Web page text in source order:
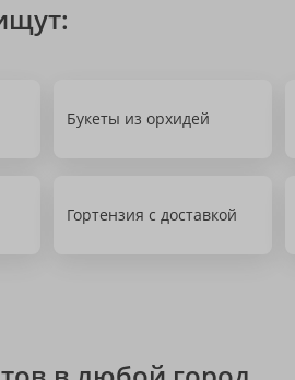
Букеты из орхидей
Гортензия с доставкой